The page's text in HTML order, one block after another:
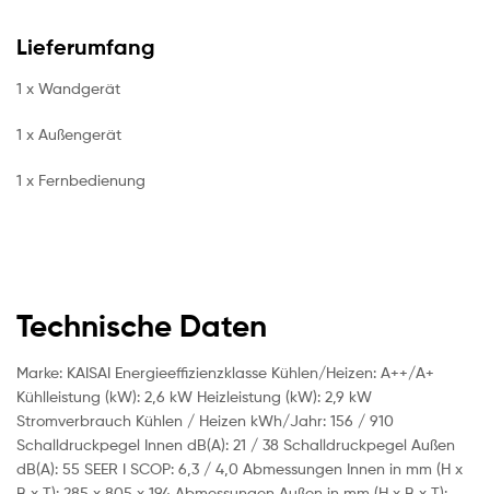
Lieferumfang
1 x Wandgerät
1 x Außengerät
1 x Fernbedienung
Technische Daten
Marke: KAISAI Energieeffizienzklasse Kühlen/Heizen‍: A++/A+
Kühlleistung (kW)‍: 2,6 kW Heizleistung (kW)‍: 2,9 kW
Stromverbrauch Kühlen / Heizen kWh/Jahr: 156 / 910
Schalldruckpegel Innen dB(A)‍: 21 / 38 Schalldruckpegel Außen
dB(A):‍ 55 SEER I SCOP‍: 6,3 / 4,0 Abmessungen Innen in mm (H x